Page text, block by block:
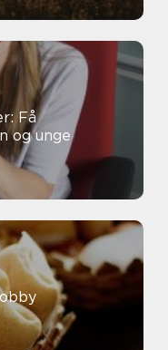
Få
og unge